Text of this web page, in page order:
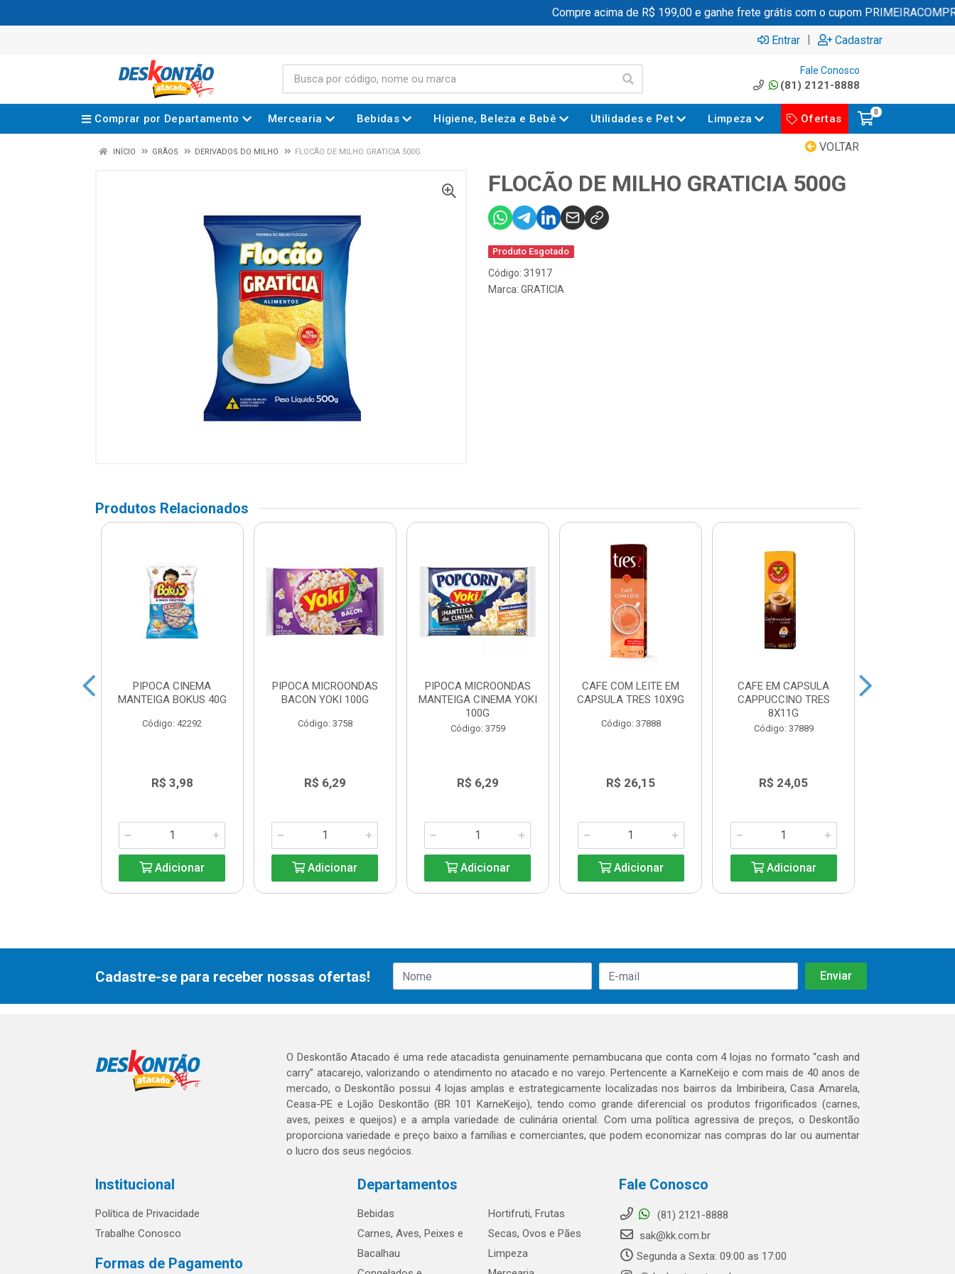
Compre acima de R$ 199,00 e ganhe frete grátis com o cupom PRIMEIRACOMPRA
Entrar | Cadastrar
Fale Conosco
(81) 2121-8888
Comprar por Departamento Mercearia Bebidas Higiene, Beleza e Bebê Utilidades e Pet Limpeza Ofertas
0
VOLTAR
INÍCIO GRÃOS DERIVADOS DO MILHO FLOCÃO DE MILHO GRATICIA 500G
FLOCÃO DE MILHO GRATICIA 500G
Produto Esgotado
Código: 31917
Marca: GRATICIA
Produtos Relacionados
PIPOCA CINEMA
MANTEIGA BOKUS 40G
Código: 42292
R$ 3,98
Adicionar
PIPOCA MICROONDAS
BACON YOKI 100G
Código: 3758
R$ 6,29
Adicionar
PIPOCA MICROONDAS
MANTEIGA CINEMA YOKI
100G
Código: 3759
R$ 6,29
Adicionar
CAFE COM LEITE EM
CAPSULA TRES 10X9G
Código: 37888
R$ 26,15
Adicionar
CAFE EM CAPSULA
CAPPUCCINO TRES
8X11G
Código: 37889
R$ 24,05
Adicionar
Cadastre-se para receber nossas ofertas!
O Deskontão Atacado é uma rede atacadista genuinamente pernambucana que conta com 4 lojas no formato “cash and
carry” atacarejo, valorizando o atendimento no atacado e no varejo. Pertencente a KarneKeijo e com mais de 40 anos de
mercado, o Deskontão possui 4 lojas amplas e estrategicamente localizadas nos bairros da Imbiribeira, Casa Amarela,
Ceasa-PE e Lojão Deskontão (BR 101 KarneKeijo), tendo como grande diferencial os produtos frigorificados (carnes,
aves, peixes e queijos) e a ampla variedade de culinária oriental. Com uma política agressiva de preços, o Deskontão
proporciona variedade e preço baixo a famílias e comerciantes, que podem economizar nas compras do lar ou aumentar
o lucro dos seus negócios.
Institucional
Política de Privacidade
Trabalhe Conosco
Formas de Pagamento
Departamentos
Bebidas
Carnes, Aves, Peixes e
Bacalhau
Hortifruti, Frutas
Secas, Ovos e Pães
Limpeza
Fale Conosco
(81) 2121-8888
sak@kk.com.br
Segunda a Sexta: 09:00 as 17:00